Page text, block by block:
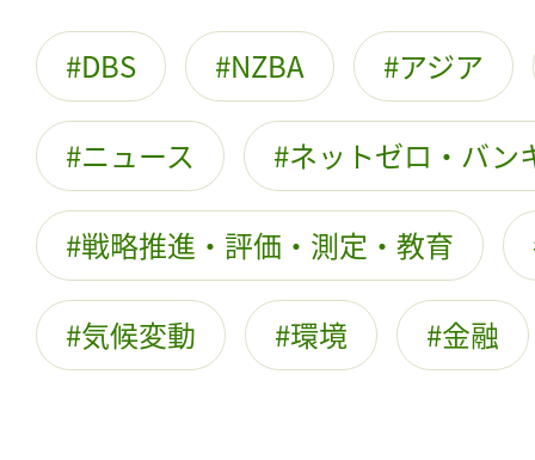
DBS NZBA アジア
ニュース ネットゼロ・バン
戦略推進・評価・測定・教育
気候変動 環境 金融